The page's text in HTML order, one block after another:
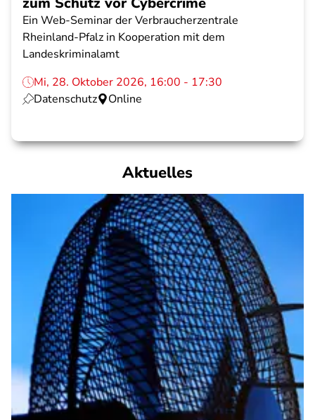
Ein Web-Seminar der Verbraucherzentrale
Rheinland-Pfalz in Kooperation mit dem
Landeskriminalamt
Mi, 28. Oktober 2026, 16:00 - 17:30
Datenschutz
Online
Aktuelles